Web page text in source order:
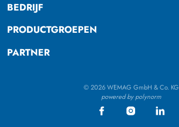
BEDRIJF
PRODUCTGROEPEN
PARTNER
© 2026 WEMAG GmbH & Co. KG
powered by polynorm